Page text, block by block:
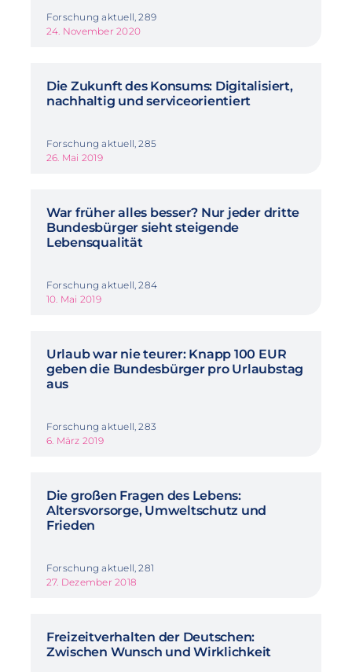
Forschung aktuell, 289
24. November 2020
Die Zukunft des Konsums: Digitalisiert,
nachhaltig und serviceorientiert
Forschung aktuell, 285
26. Mai 2019
War früher alles besser? Nur jeder dritte
Bundesbürger sieht steigende
Lebensqualität
Forschung aktuell, 284
10. Mai 2019
Urlaub war nie teurer: Knapp 100 EUR
geben die Bundesbürger pro Urlaubstag
aus
Forschung aktuell, 283
6. März 2019
Die großen Fragen des Lebens:
Altersvorsorge, Umweltschutz und
Frieden
Forschung aktuell, 281
27. Dezember 2018
Freizeitverhalten der Deutschen:
Zwischen Wunsch und Wirklichkeit